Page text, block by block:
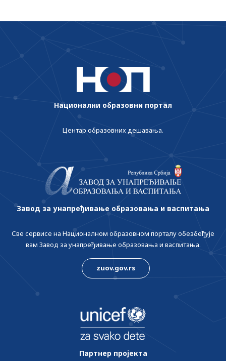
Национални образовни портал
Центар образовних дешавања.
Завод за унапређивање образовања и васпитања
Све сервисе на Националном образовном порталу обезбеђује
вам Завод за унапређивање образовања и васпитања.
zuov.gov.rs
Партнер пројекта